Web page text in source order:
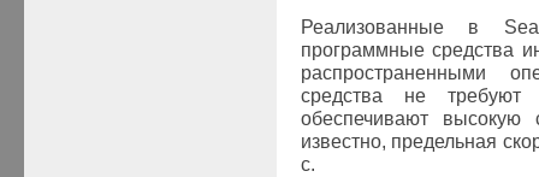
Реализованные в
программные средства
распространенными
средства не требуют
обеспечивают высокую
известно, предельная
с.